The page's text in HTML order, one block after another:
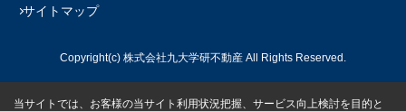
サイトマップ
Copyright(c) 株式会社九大学研不動産 All Rights Reserved.
当サイトでは、お客様の当サイト利用状況把握、サービス向上検討を目的と